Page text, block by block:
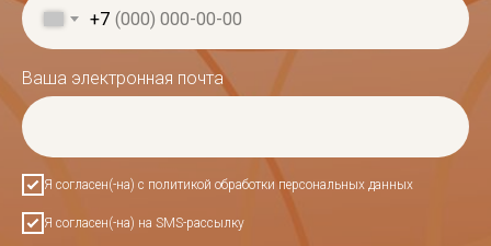
+7
Ваша электронная почта
Я согласен(-на) с политикой обработки персональных данных
Я согласен(-на) на SMS-рассылку